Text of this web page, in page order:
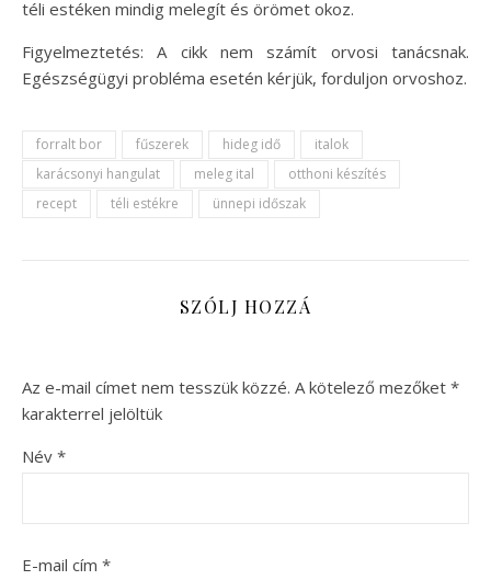
téli estéken mindig melegít és örömet okoz.
Figyelmeztetés: A cikk nem számít orvosi tanácsnak.
Egészségügyi probléma esetén kérjük, forduljon orvoshoz.
forralt bor fűszerek hideg idő
italok
karácsonyi hangulat
meleg ital
otthoni készítés
recept
téli estékre ünnepi időszak
SZÓLJ HOZZÁ
Az e-mail címet nem tesszük közzé. A kötelező mezőket *
karakterrel jelöltük
Név *
E-mail cím *